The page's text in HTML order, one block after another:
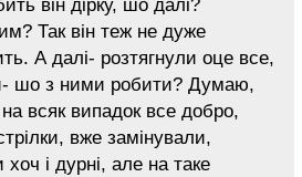
він дірку, шо далі?
Так він теж не дуже
А далі- розтягнули оце все,
шо з ними робити? Думаю,
всяк випадок все добро,
вже замінували,
хоч і дурні, але на таке